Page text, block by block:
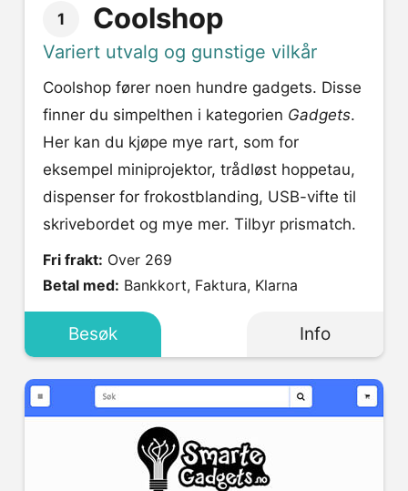
1 Coolshop
Variert utvalg og gunstige vilkår
Coolshop fører noen hundre gadgets. Disse
finner du simpelthen i kategorien Gadgets.
Her kan du kjøpe mye rart, som for
eksempel miniprojektor, trådløst hoppetau,
dispenser for frokostblanding, USB-vifte til
skrivebordet og mye mer. Tilbyr prismatch.
Fri frakt: Over 269
Betal med: Bankkort, Faktura, Klarna
Besøk Info